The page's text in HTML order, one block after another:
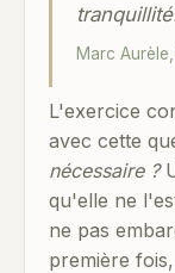
Marc
L'exercice
avec cette
nécessaire ?
qu'elle ne
ne pas
première